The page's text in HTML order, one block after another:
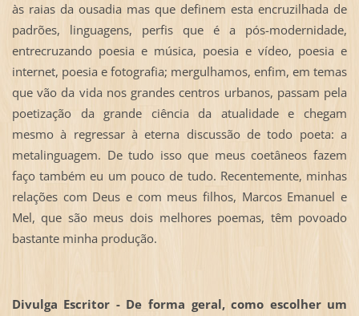
às raias da ousadia mas que definem esta encruzilhada de
padrões, linguagens, perfis que é a pós-modernidade,
entrecruzando poesia e música, poesia e vídeo, poesia e
internet, poesia e fotografia; mergulhamos, enfim, em temas
que vão da vida nos grandes centros urbanos, passam pela
poetização da grande ciência da atualidade e chegam
mesmo à regressar à eterna discussão de todo poeta: a
metalinguagem. De tudo isso que meus coetâneos fazem
faço também eu um pouco de tudo. Recentemente, minhas
relações com Deus e com meus filhos, Marcos Emanuel e
Mel, que são meus dois melhores poemas, têm povoado
bastante minha produção.
Divulga Escritor - De forma geral, como escolher um